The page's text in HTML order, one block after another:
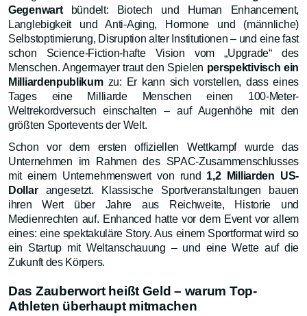
Gegenwartbündelt: Biotech und Human Enhancement,
Langlebigkeit und Anti-Aging, Hormone und (männliche)
Selbstoptimierung, Disruption alter Institutionen – und eine fast
schon Science-Fiction-hafte Vision vom „Upgrade“ des
Menschen. Angermayer traut den Spielen perspektivisch ein
Milliardenpublikumzu: Er kann sich vorstellen, dass eines
Tages eine Milliarde Menschen einen 100-Meter-
Weltrekordversuch einschalten – auf Augenhöhe mit den
größten Sportevents der Welt.
Schon vor dem ersten offiziellen Wettkampf wurde das
Unternehmen im Rahmen des SPAC-Zusammenschlusses
mit einem Unternehmenswert von rund 1,2 Milliarden US-
Dollarangesetzt. Klassische Sportveranstaltungen bauen
ihren Wert über Jahre aus Reichweite, Historie und
Medienrechten auf. Enhanced hatte vor dem Event vor allem
eines: eine spektakuläre Story. Aus einem Sportformat wird so
ein Startup mit Weltanschauung – und eine Wette auf die
Zukunft des Körpers.
Das Zauberwort heißt Geld – warum Top-
Athleten überhaupt mitmachen